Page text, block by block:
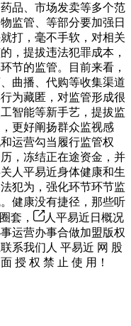
品、市场发卖等多个范
监管、等部分要加强日
打，毫不手软，对相关
，提拔违法犯罪成本，
节的监管。目前来看，
曲播、代购等收集渠道
为藏匿，对监管形成很
智能等新手艺，提拔监
更好阐扬群众监视感
运营勾当履行监管权
，冻结正在途资金，并
人平易近身体健康和生
犯为，强化环节环节监
健康没有捷径，那些听
套，
人平易近日概况
运营办事合做加盟版权
系我们人 平易近 网 股
授 权 禁 止 使 用！